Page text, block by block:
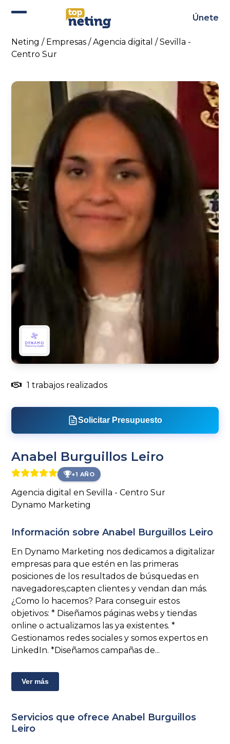
Únete
menú
móvil
menú
móvil
Neting / Empresas /Agencia digital /Sevilla -
Centro Sur
1 trabajos realizados
Solicitar Presupuesto
Anabel Burguillos Leiro
+1 AÑO
Agencia digital en Sevilla - Centro Sur
Dynamo Marketing
Información sobre Anabel Burguillos Leiro
En Dynamo Marketing nos dedicamos a digitalizar
empresas para que estén en las primeras
posiciones de los resultados de búsquedas en
navegadores,capten clientes y vendan dan más.
¿Como lo hacemos? Para conseguir estos
objetivos: * Diseñamos páginas webs y tiendas
online o actualizamos las ya existentes. *
Gestionamos redes sociales y somos expertos en
LinkedIn. *Diseñamos campañas de...
Ver más
Servicios que ofrece Anabel Burguillos
Leiro